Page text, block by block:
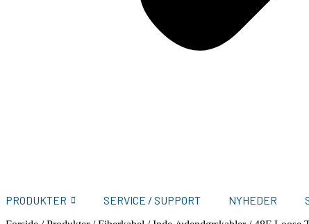
PRODUKTER SERVICE / SUPPORT NYHEDER